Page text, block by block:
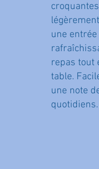
une
repas tout
table.
une note
quotidiens.